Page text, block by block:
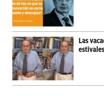
Las
estivales